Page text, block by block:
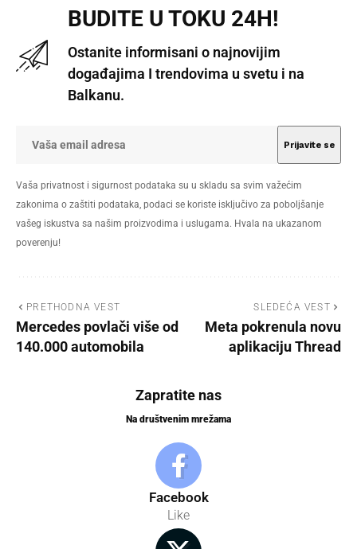
BUDITE U TOKU 24H!
Ostanite informisani o najnovijim
događajima I trendovima u svetu i na
Balkanu.
Vaša privatnost i sigurnost podataka su u skladu sa svim važećim
zakonima o zaštiti podataka, podaci se koriste isključivo za poboljšanje
vašeg iskustva sa našim proizvodima i uslugama. Hvala na ukazanom
poverenju!
PRETHODNA VEST
Mercedes povlači više od
140.000 automobila
SLEDEĆA VEST
Meta pokrenula novu
aplikaciju Thread
Zapratite nas
Na društvenim mrežama
Facebook
Like